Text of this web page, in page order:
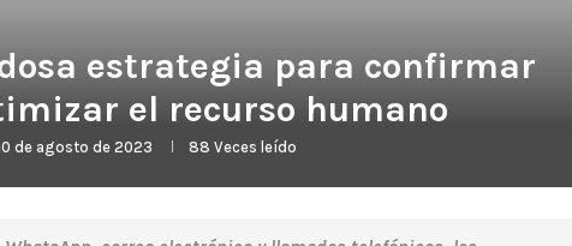
estrategia para confirmar
el recurso humano
de agosto de 2023 88 Veces leído